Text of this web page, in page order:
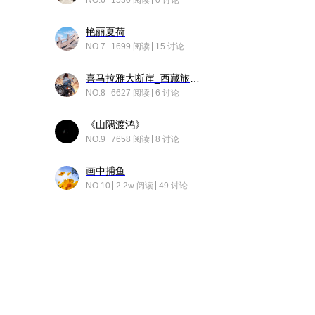
艳丽夏荷
NO.7 1699 阅读 15 讨论
NO.8 6627 阅读 6 讨论
《山隅渡鸿》
NO.9 7658 阅读 8 讨论
画中捕鱼
NO.10 2.2w 阅读 49 讨论